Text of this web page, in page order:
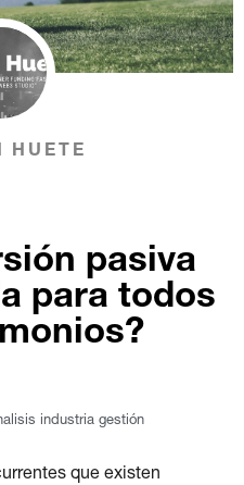
HUETE
pasiva
para todos
industria gestión
que existen